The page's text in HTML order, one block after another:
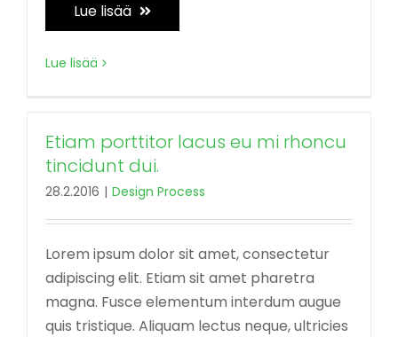
Lue lisää
Lue lisää
Etiam porttitor lacus eu mi rhoncu
tincidunt dui.
28.2.2016 | Design Process
Lorem ipsum dolor sit amet, consectetur
adipiscing elit. Etiam sit amet pharetra
magna. Fusce elementum interdum augue
quis tristique. Aliquam lectus neque, ultricies